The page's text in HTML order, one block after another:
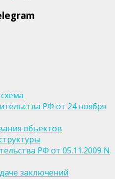
РФ от 24 ноября
объектов
РФ от 05.11.2009 N
заключений